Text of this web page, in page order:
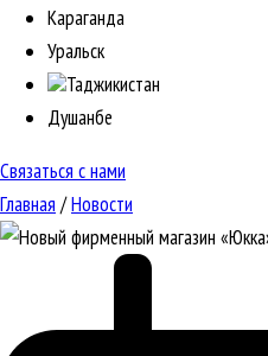
Караганда
Уральск
Таджикистан
Душанбе
Связаться с нами
Главная /Новости